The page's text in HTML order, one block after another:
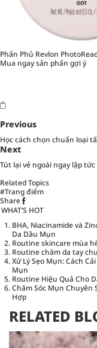
Phấn Phủ Revlon
Mua ngay sản phẩn gợi ý
Previous
Học cách chọn chuẩn loại
Next
Tút lại vẻ ngoài ngay lập
Related Topics
#Trang điểm
Share
WHAT’S HOT
BHA, Niacinamide và
Da Dầu Mụn
Routine skincare mùa
Routine chăm da tay
Xử Lý Sẹo Mụn: Cách
Mụn
Routine Hiệu Quả Cho
Chăm Sóc Mụn Chuyên
Hợp
RELATED